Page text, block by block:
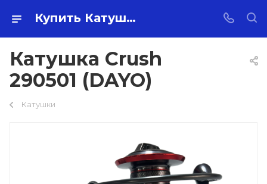
Купить Катушка Crush 290501 (DAYO) оптом по самой низкой цене 990 ₽ с доставкой по России
Катушка Crush
290501 (DAYO)
Катушки